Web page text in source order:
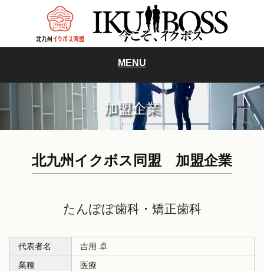
MENU
加盟企業
北九州イクボス同盟 加盟企業
たんぽぽ歯科・矯正歯科
代表者名
吉用 卓
業種
医療